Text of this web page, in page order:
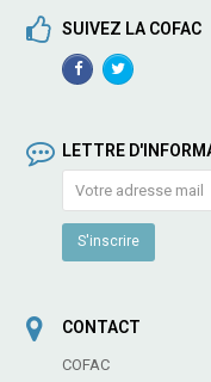
SUIVEZ LA COFAC
FacebookTwitterProfile
LETTRE
CONTACT
COFAC